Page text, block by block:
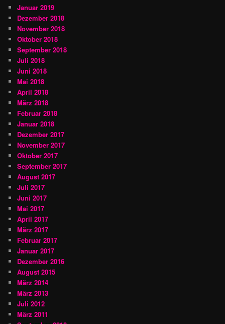
Januar 2019
Dezember 2018
November 2018
Oktober 2018
September 2018
Juli 2018
Juni 2018
Mai 2018
April 2018
März 2018
Februar 2018
Januar 2018
Dezember 2017
November 2017
Oktober 2017
September 2017
August 2017
Juli 2017
Juni 2017
Mai 2017
April 2017
März 2017
Februar 2017
Januar 2017
Dezember 2016
August 2015
März 2014
März 2013
Juli 2012
März 2011